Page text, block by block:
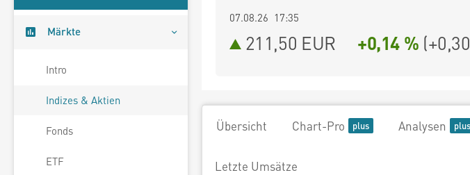
Märkte
Intro
Indizes & Aktien
Fonds
ETF
07.08.26 17:35
211,50 EUR +0,14 % (+0,30
Übersicht Chart-Pro Analysen
Letzte Umsätze